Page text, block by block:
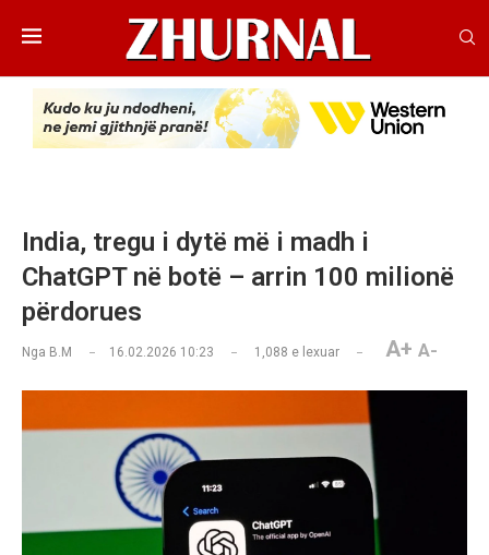
India, tregu i dytë më i madh i
ChatGPT në botë – arrin 100 milionë
përdorues
Nga B.M 16.02.2026 10:23 1,088 e lexuar A+ A-